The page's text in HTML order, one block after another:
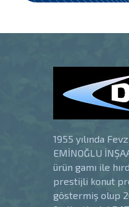
1955 yılında
EMİNOĞLU
ürün gamı ile
prestijli konut
göstermiş olup